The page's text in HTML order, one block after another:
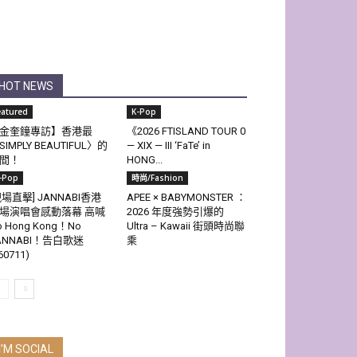
HOT NEWS
金奎鐘專訪】香港最
SIMPLY BEAUTIFUL〉的
！
K-Pop
《2026 FTISLAND TOUR 0
— XIX — III ‘FaTe’ in
HONG...
Pop
場直擊] JANNABI香港
演唱會感動落幕 高喊
Hong Kong！No
！告白歌迷
時尚/Fashion
APEE × BABYMONSTER ：
2026 年度強勢引爆的
Ultra – Kawaii 街頭時尚聯
乘
I'M SOCIAL